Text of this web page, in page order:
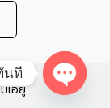
เอยู
นที
OPEN